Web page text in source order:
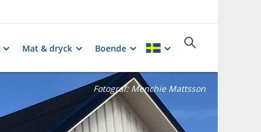
Mat & dryck Boende
Fotograf: Menchie Mattsson